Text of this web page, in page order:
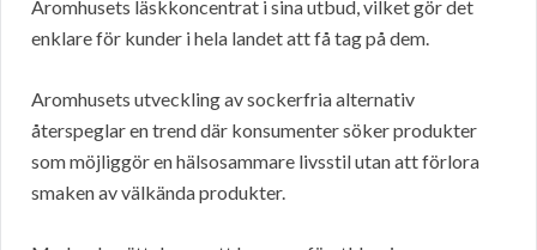
Aromhusets läskkoncentrat i sina utbud, vilket gör det
enklare för kunder i hela landet att få tag på dem.
Aromhusets utveckling av sockerfria alternativ
återspeglar en trend där konsumenter söker produkter
som möjliggör en hälsosammare livsstil utan att förlora
smaken av välkända produkter.